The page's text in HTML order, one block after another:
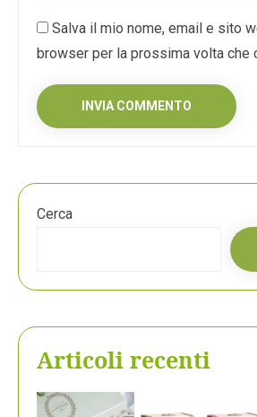
Salva il mio nome, email e sito
browser per la prossima volta che
Cerca
Articoli recenti